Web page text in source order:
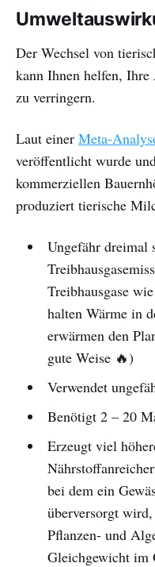
Der Wechsel von
kann Ihnen helfen,
zu verringern.
Laut einer Meta-
veröffentlicht wurde
kommerziellen
produziert tierische
Ungefähr dreimal
Treibhausgase
halten Wärme in
erwärmen den
gute Weise 🔥)
Verwendet
Benötigt 2 – 20
Erzeugt viel
bei dem ein
überversorgt
Pflanzen- und
Gleichgewicht im